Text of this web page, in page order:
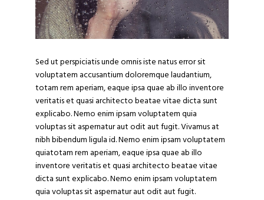
Sed ut perspiciatis unde omnis iste natus error sit
voluptatem accusantium doloremque laudantium,
totam rem aperiam, eaque ipsa quae ab illo inventore
veritatis et quasi architecto beatae vitae dicta sunt
explicabo. Nemo enim ipsam voluptatem quia
voluptas sit aspernatur aut odit aut fugit. Vivamus at
nibh bibendum ligula id. Nemo enim ipsam voluptatem
quiatotam rem aperiam, eaque ipsa quae ab illo
inventore veritatis et quasi architecto beatae vitae
dicta sunt explicabo. Nemo enim ipsam voluptatem
quia voluptas sit aspernatur aut odit aut fugit.